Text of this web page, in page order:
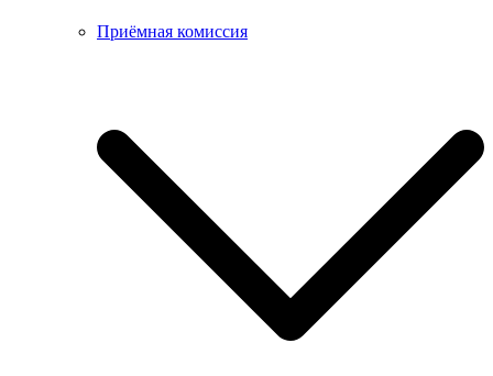
Приёмная комиссия